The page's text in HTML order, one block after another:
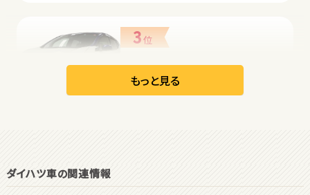
3位
日産
リーフ
ダイハツ
もっと見る
ダイハツ車の関連情報